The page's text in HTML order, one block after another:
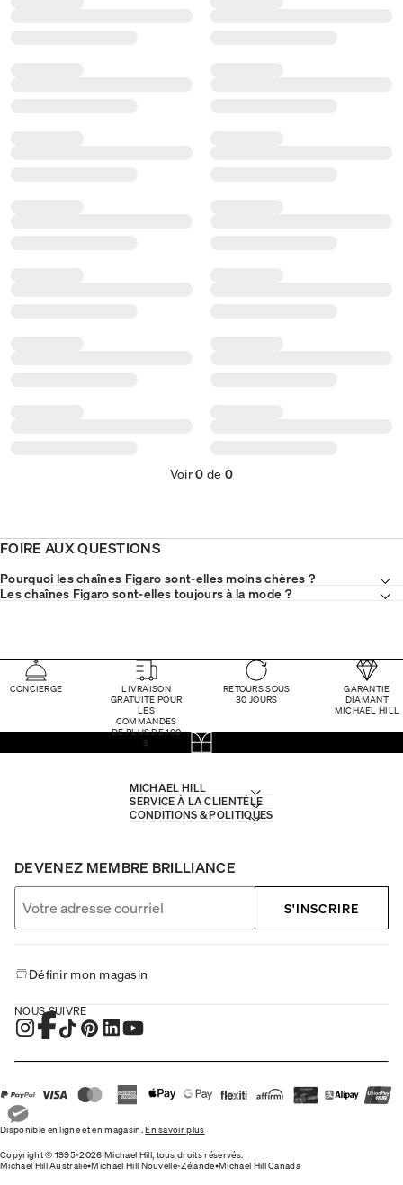
Voir0 de 0
FOIRE AUX QUESTIONS
Pourquoi les chaînes Figaro sont-elles moins chères ?
Les chaînes Figaro sont-elles toujours à la mode ?
CONCIERGE
LIVRAISON
GRATUITE POUR
LES
COMMANDES
DE PLUS DE 100
$
RETOURS SOUS
30 JOURS
GARANTIE
DIAMANT
MICHAEL HILL
MICHAEL HILL
SERVICE À LA CLIENTÈLE
CONDITIONS & POLITIQUES
DEVENEZ MEMBRE BRILLIANCE
S'INSCRIRE
Définir mon magasin
NOUS SUIVRE
Disponible en ligne et en magasin.En savoir plus
Copyright © 1995-2026 Michael Hill, tous droits réservés.
Michael Hill Australie•Michael Hill Nouvelle-Zélande•Michael Hill Canada